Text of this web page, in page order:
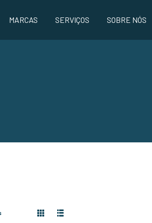
MARCAS SERVIÇOS SOBRE NÓS